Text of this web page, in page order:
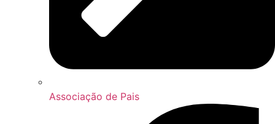
Associação de Pais